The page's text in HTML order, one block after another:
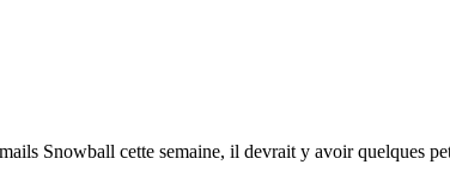
Snowball cette semaine, il devrait y avoir quelques